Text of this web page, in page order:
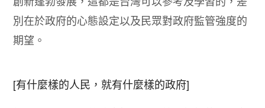
別在於政府的心態設定以及民眾對政府監管強度的
期望。
[有什麼樣的人民，就有什麼樣的政府]